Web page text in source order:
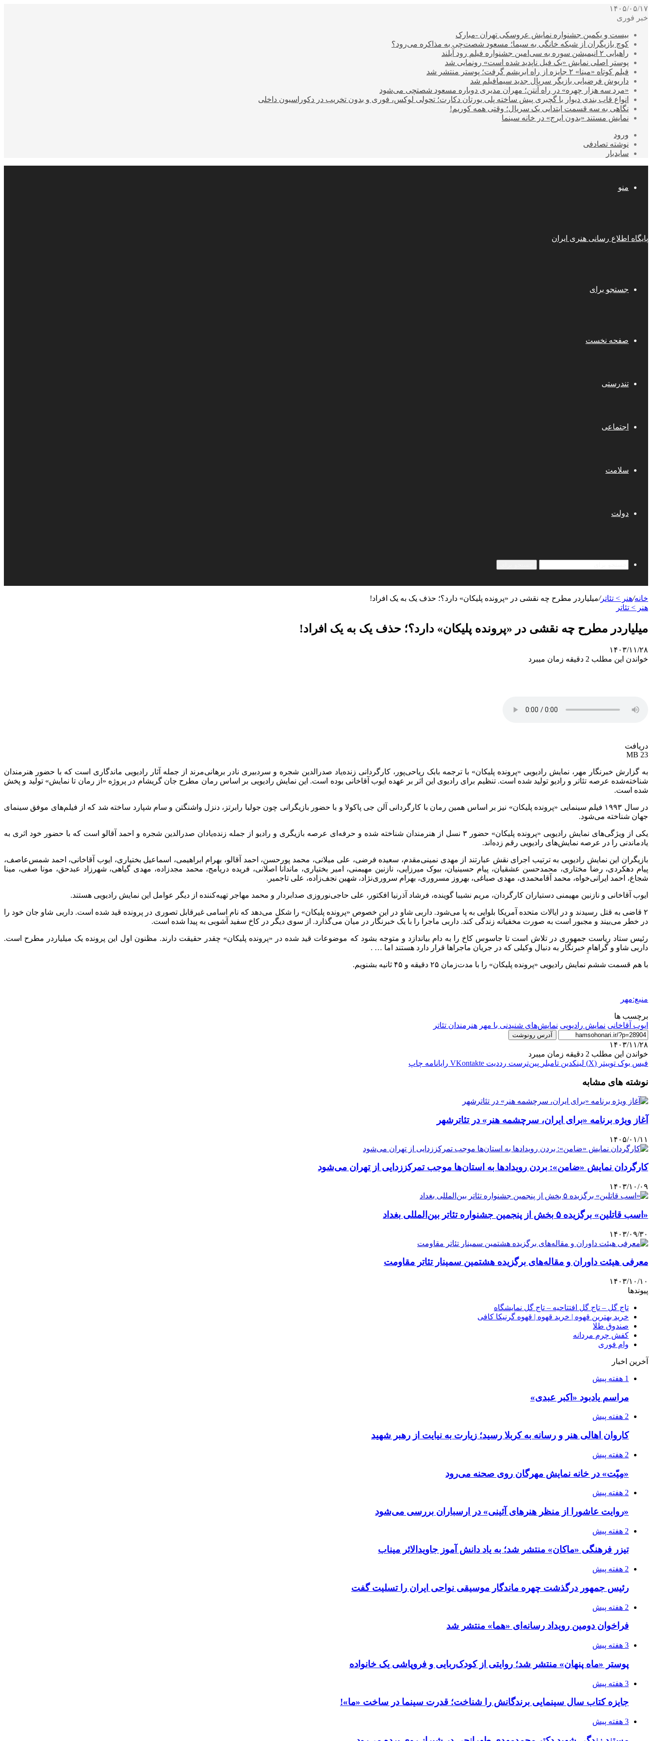
۱۴۰۵/۰۵/۱۷
خبر فوری
بیست و یکمین جشنواره نمایش عروسکی تهران -مبارک
کوچ بازیگران از شبکه خانگی به سیما؛ مسعود شصت‌چی به مذاکره می‌رود؟
راهیابی ۲ انیمیشن سوره به سی‌امین جشنواره فیلم رود آیلند
پوستر اصلی نمایش «یک فیل ناپدید شده است» رونمایی شد
فیلم کوتاه «مینا» ۲ جایزه از راه ابریشم گرفت؛ پوستر منتشر شد
داریوش فرضیایی بازیگر سریال جدید سیمافیلم شد
«مرد سه هزار چهره» در راه آنتن؛ مهران مدیری دوباره مسعود شصتچی می‌شود
انواع قاب بندی دیوار با گچبری پیش ساخته پلی یورتان دکارت؛ تحولی لوکس، فوری و بدون تخریب در دکوراسیون داخلی
نگاهی به سه قسمت ابتدایی یک سریال؛ وقتی همه کوریم!
نمایش مستند «بدون ایرج» در خانه سینما
ورود
نوشته تصادفی
سایدبار
منو
پایگاه اطلاع رسانی هنری ایران
جستجو برای
صفحه نخست
تندرستی
اجتماعی
سلامت
دولت
خانه/هنر > تئاتر/میلیاردر مطرح چه نقشی در «پرونده پلیکان» دارد؟؛ حذف یک به یک افراد!
هنر > تئاتر
میلیاردر مطرح چه نقشی در «پرونده پلیکان» دارد؟؛ حذف یک به یک افراد!
۱۴۰۳/۱۱/۲۸
خواندن این مطلب 2 دقیقه زمان میبرد
دریافت
23 MB
به گزارش خبرنگار مهر، نمایش رادیویی «پرونده پلیکان» با ترجمه بابک ریاحی‌پور، کارگردانی زنده‌یاد صدرالدین شجره و سردبیری نادر برهانی‌مرند از جمله آثار رادیویی ماندگاری است که با حضور هنرمندان
شناخته‌شده عرصه تئاتر و رادیو تولید شده است. تنظیم برای رادیوی این اثر بر عهده ایوب آقاخانی بوده است. این نمایش رادیویی بر اساس رمان مطرح جان گریشام در پروژه «از رمان تا نمایش» تولید و پخش
شده است.
در سال ۱۹۹۳ فیلم سینمایی «پرونده پلیکان» نیز بر اساس همین رمان با کارگردانی آلن جی پاکولا و با حضور بازیگرانی چون جولیا رابرتز، دنزل واشنگتن و سام شپارد ساخته شد که از فیلم‌های موفق سینمای
جهان شناخته می‌شود.
یکی از ویژگی‌های نمایش رادیویی «پرونده پلیکان» حضور ۳ نسل از هنرمندان شناخته شده و حرفه‌ای عرصه بازیگری و رادیو از جمله زنده‌یادان صدرالدین شجره و احمد آقالو است که با حضور خود اثری به
یادماندنی را در عرصه نمایش‌های رادیویی رقم زده‌اند.
بازیگران این نمایش رادیویی به ترتیب اجرای نقش عبارتند از مهدی نمینی‌مقدم، سعیده فرضی، علی میلانی، محمد پورحسن، احمد آقالو، بهرام ابراهیمی، اسماعیل بختیاری، ایوب آقاخانی، احمد شمس‌عاصف،
پیام دهکردی، رضا مختاری، محمدحسن عشقیان، پیام حسینیان، بیوک میرزایی، نازنین مهیمنی، امیر بختیاری، ماندانا اصلانی، فریده دریامج، محمد مجدزاده، مهدی گیاهی، شهرزاد عبدحق، مونا صفی، مینا
شجاع، احمد ایرانی‌خواه، محمد آقامحمدی، مهدی صباغی، بهروز مسروری، بهرام سروری‌نژاد، شهین نجف‌زاده، علی تاجمیر.
ایوب آقاخانی و نازنین مهیمنی دستیاران کارگردان، مریم نشیبا گوینده، فرشاد آذرنیا افکتور، علی حاجی‌نوروزی صدابردار و محمد مهاجر تهیه‌کننده از دیگر عوامل این نمایش رادیویی هستند.
۲ قاضی به قتل رسیدند و در ایالات متحده آمریکا بلوایی به پا می‌شود. داربی شاو در این خصوص «پرونده پلیکان» را شکل می‌دهد که نام اسامی غیرقابل تصوری در پرونده قید شده است. داربی شاو جان خود را
در خطر می‌بیند و مجبور است به صورت مخفیانه زندگی کند. داربی ماجرا را با یک خبرنگار در میان می‌گذارد. از سوی دیگر در کاخ سفید آشوبی به پیدا شده است.
رئیس ستاد ریاست جمهوری در تلاش است تا جاسوس کاخ را به دام بیاندازد و متوجه بشود که موضوعات قید شده در «پرونده پلیکان» چقدر حقیقت دارند. مظنون اول این پرونده یک میلیاردر مطرح است.
داربی شاو و گراهامِ خبرنگار به دنبال وکیلی که در جریان ماجراها قرار دارد هستند اما … .
با هم قسمت ششم نمایش رادیویی «پرونده پلیکان» را با مدت‌زمان ۲۵ دقیقه و ۴۵ ثانیه بشنویم.
منبع:مهر
برچسب ها
ایوب آقاخانی نمایش رادیویی نمایش‌های شنیدنی با مهر هنرمندان تئاتر
آدرس رونوشت
۱۴۰۳/۱۱/۲۸
خواندن این مطلب 2 دقیقه زمان میبرد
فیس بوک توییتر (X) لینکدین ‫تامبلر ‫پین‌ترست ‫رددیت ‫VKontakte رایانامه چاپ
نوشته های مشابه
آغاز ویژه برنامه «برای ایران، سرچشمه هنر» در تئاترشهر
۱۴۰۵/۰۱/۱۱
کارگردان نمایش «ضامن»: بردن رویدادها به استان‌ها موجب تمرکززدایی از تهران می‌شود
۱۴۰۳/۱۰/۰۹
«اسب قاتلین» برگزیده ۵ بخش از پنجمین جشنواره تئاتر بین‌المللی بغداد
۱۴۰۳/۰۹/۳۰
معرفی هیئت داوران و مقاله‌های برگزیده هشتمین سمینار تئاتر مقاومت
۱۴۰۳/۱۰/۱۰
پیوندها
تاج گل – تاج گل افتتاحیه – تاج گل نمایشگاه
خرید بهترین قهوه | خرید قهوه | قهوه گرنیکا کافی
صندوق طلا
کفش چرم مردانه
وام فوری
آخرین اخبار
1 هفته پیش
مراسم یادبود «اکبر عبدی»
2 هفته پیش
کاروان اهالی هنر و رسانه به کربلا رسید؛ زیارت به نیایت از رهبر شهید
2 هفته پیش
«مِیّت» در خانه نمایش مهرگان روی صحنه می‌رود
2 هفته پیش
«روایت عاشورا از منظر هنرهای آئینی» در ارسباران بررسی می‌شود
2 هفته پیش
تیزر فرهنگی «ماکان» منتشر شد؛ به یاد دانش آموز جاویدالاثر میناب
2 هفته پیش
رئیس جمهور درگذشت چهره ماندگار موسیقی نواحی ایران را تسلیت گفت
2 هفته پیش
فراخوان دومین رویداد رسانه‌ای «هما» منتشر شد
3 هفته پیش
پوستر «ماه پنهان» منتشر شد؛ روایتی از کودک‌ربایی و فروپاشی یک خانواده
3 هفته پیش
جایزه کتاب سال سینمایی برندگانش را شناخت؛ قدرت سینما در ساخت «ما»!
3 هفته پیش